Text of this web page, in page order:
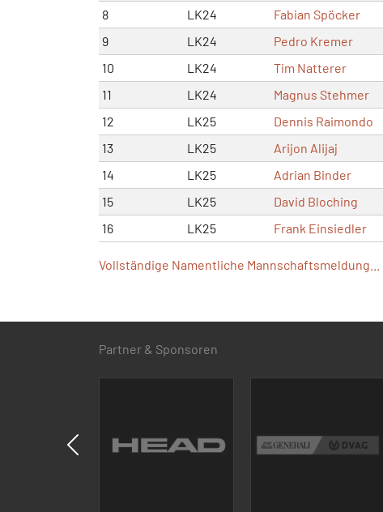
8
LK24 Fabian Spöcker
9
LK24 Pedro Kremer
10
LK24 Tim Natterer
11
LK24 Magnus Stehmer
12
LK25 Dennis Raimondo
13
LK25 Arijon Alijaj
14
LK25 Adrian Binder
15
LK25 David Bloching
16
LK25 Frank Einsiedler
Vollständige Namentliche Mannschaftsmeldung...
Partner & Sponsoren